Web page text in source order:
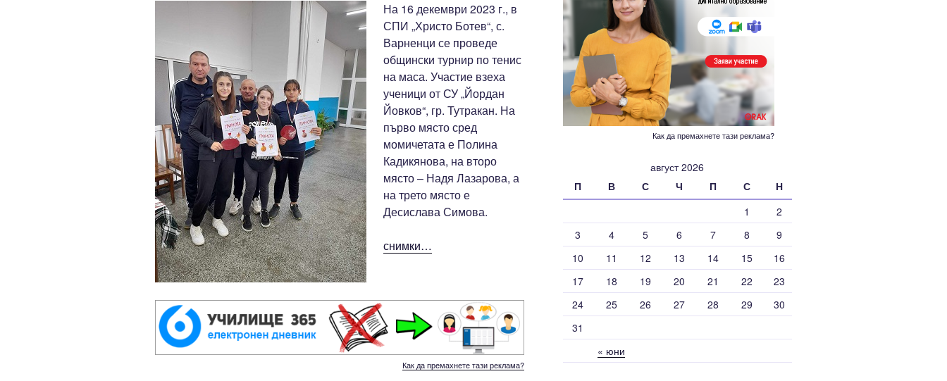
На 16 декември 2023 г., в
СПИ „Христо Ботев“, с.
Варненци се проведе
общински турнир по тенис
на маса. Участие взеха
ученици от СУ „Йордан
Йовков“, гр. Тутракан. На
първо място сред
момичетата е Полина
Кадикянова, на второ
място – Надя Лазарова, а
на трето място е
Десислава Симова.
снимки…
Как да премахнете тази реклама?
Как да премахнете тази реклама?
август 2026
П
В С Ч П С Н
« юни
1
2
3
4 5 6 7 8
9
10
11 12 13 14 15
16
17
18 19 20 21 22
23
24
25 26 27 28 29
30
31